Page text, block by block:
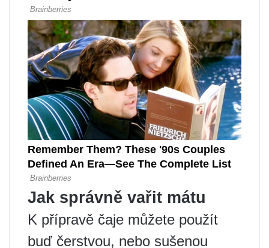
Jak správně vařit mátu
K přípravě čaje můžete použít
buď čerstvou, nebo sušenou